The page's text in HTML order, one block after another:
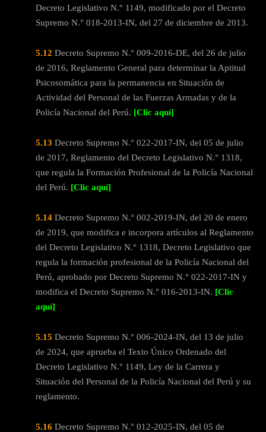
Decreto Legislativo N.° 1149, modificado por el Decreto
Supremo N.° 018-2013-IN, del 27 de diciembre de 2013.
5.12 Decreto Supremo N.° 009-2016-DE, del 26 de julio
de 2016, Reglamento General para determinar la Aptitud
Psicosomática para la permanencia en Situación de
Actividad del Personal de las Fuerzas Armadas y de la
Policía Nacional del Perú. [Clic aquí]
5.13 Decreto Supremo N.° 022-2017-IN, del 05 de julio
de 2017, Reglamento del Decreto Legislativo N.° 1318,
que regula la Formación Profesional de la Policía Nacional
del Perú. [Clic aquí]
5.14 Decreto Supremo N.° 002-2019-IN, del 20 de enero
de 2019, que modifica e incorpora artículos al Reglamento
del Decreto Legislativo N.° 1318, Decreto Legislativo que
regula la formación profesional de la Policía Nacional del
Perú, aprobado por Decreto Supremo N.° 022-2017-IN y
modifica el Decreto Supremo N.° 016-2013-IN. [Clic
aquí]
5.15 Decreto Supremo N.° 006-2024-IN, del 13 de julio
de 2024, que aprueba el Texto Único Ordenado del
Decreto Legislativo N.° 1149, Ley de la Carrera y
Situación del Personal de la Policía Nacional del Perú y su
reglamento.
5.16 Decreto Supremo N.° 012-2025-IN, del 05 de